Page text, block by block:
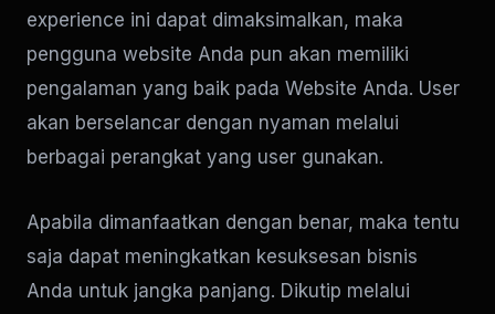
experience ini dapat dimaksimalkan, maka
pengguna website Anda pun akan memiliki
pengalaman yang baik pada Website Anda. User
akan berselancar dengan nyaman melalui
berbagai perangkat yang user gunakan.
Apabila dimanfaatkan dengan benar, maka tentu
saja dapat meningkatkan kesuksesan bisnis
Anda untuk jangka panjang. Dikutip melalui